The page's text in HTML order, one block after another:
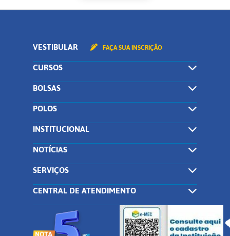
VESTIBULAR FAÇA SUA INSCRIÇÃO
CURSOS
BOLSAS
POLOS
INSTITUCIONAL
NOTÍCIAS
SERVIÇOS
CENTRAL DE ATENDIMENTO